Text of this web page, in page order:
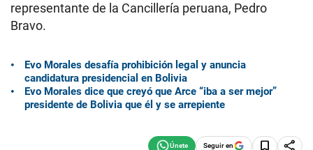
representante de la Cancillería peruana, Pedro
Bravo.
Evo Morales desafía prohibición legal y anuncia
candidatura presidencial en Bolivia
Evo Morales dice que creyó que Arce “iba a ser mejor”
presidente de Bolivia que él y se arrepiente
Seguir en